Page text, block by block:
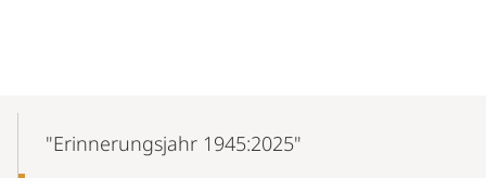
Navigation"Erinnerungsjahr 1945:2025"